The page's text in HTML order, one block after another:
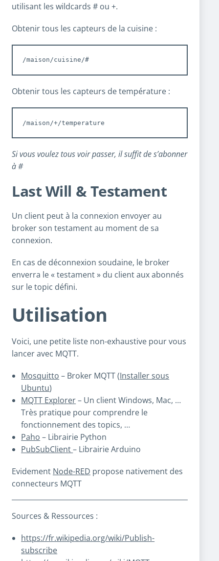
utilisant les wildcards # ou +.
Obtenir tous les capteurs de la cuisine :
/maison/cuisine/#
Obtenir tous les capteurs de température :
/maison/+/temperature
Si vous voulez tous voir passer, il suffit de s’abonner
à #
Last Will & Testament
Un client peut à la connexion envoyer au
broker son testament au moment de sa
connexion.
En cas de déconnexion soudaine, le broker
enverra le « testament » du client aux abonnés
sur le topic défini.
Utilisation
Voici, une petite liste non-exhaustive pour vous
lancer avec MQTT.
Mosquitto – Broker MQTT (Installer sous
Ubuntu)
MQTT Explorer– Un client Windows, Mac, …
Très pratique pour comprendre le
fonctionnement des topics, …
Paho – Librairie Python
PubSubClient– Librairie Arduino
Evidement Node-RED propose nativement des
connecteurs MQTT
Sources & Ressources :
https://fr.wikipedia.org/wiki/Publish-
subscribe